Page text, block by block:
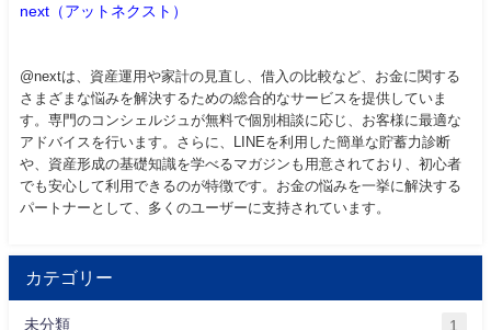
next（アットネクスト）
@nextは、資産運用や家計の見直し、借入の比較など、お金に関する
さまざまな悩みを解決するための総合的なサービスを提供していま
す。専門のコンシェルジュが無料で個別相談に応じ、お客様に最適な
アドバイスを行います。さらに、LINEを利用した簡単な貯蓄力診断
や、資産形成の基礎知識を学べるマガジンも用意されており、初心者
でも安心して利用できるのが特徴です。お金の悩みを一挙に解決する
パートナーとして、多くのユーザーに支持されています。
カテゴリー
未分類 1